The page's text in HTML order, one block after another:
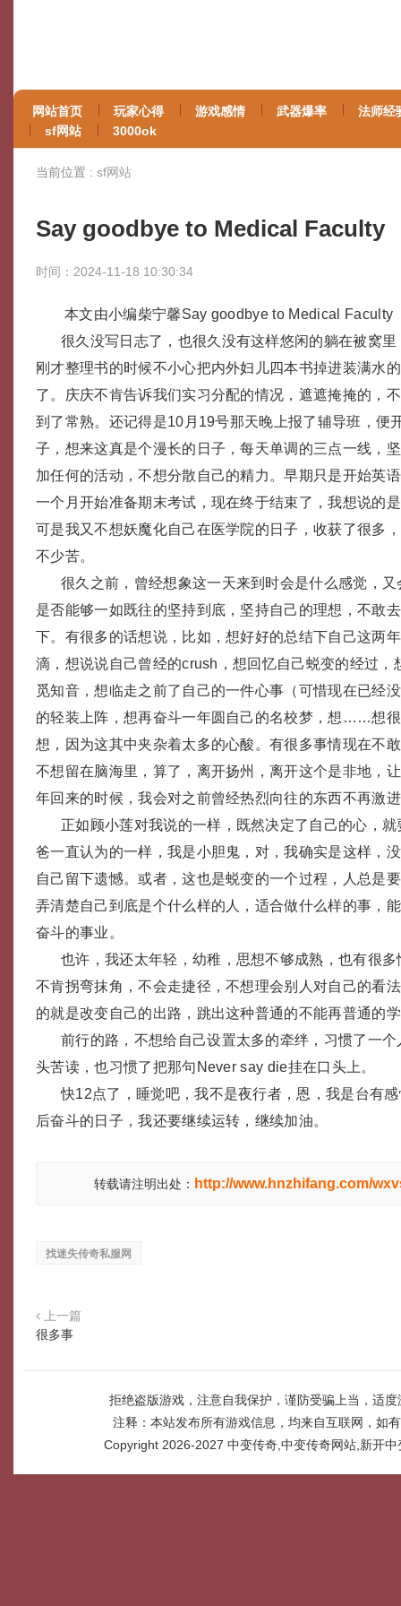
网站首页 玩家心得 游戏感情 武器爆率
法师经
sf网站
3000ok
当前位置 : sf网站
Say goodbye to Medical Faculty
时间：2024-11-18 10:30:34
本文由小编柴宁馨Say goodbye to Medical Faculty
很久没写日志了，也很久没有这样悠闲的躺在被窝
刚才整理书的时候不小心把内外妇儿四本书掉进装满水
了。庆庆不肯告诉我们实习分配的情况，遮遮掩掩的，
到了常熟。还记得是10月19号那天晚上报了辅导班，便
子，想来这真是个漫长的日子，每天单调的三点一线，
加任何的活动，不想分散自己的精力。早期只是开始英
一个月开始准备期末考试，现在终于结束了，我想说的
可是我又不想妖魔化自己在医学院的日子，收获了很多
不少苦。
很久之前，曾经想象这一天来到时会是什么感觉，
是否能够一如既往的坚持到底，坚持自己的理想，不敢
下。有很多的话想说，比如，想好好的总结下自己这两
滴，想说说自己曾经的crush，想回忆自己蜕变的经过，
觅知音，想临走之前了自己的一件心事（可惜现在已经
的轻装上阵，想再奋斗一年圆自己的名校梦，想……想
想，因为这其中夹杂着太多的心酸。有很多事情现在不
不想留在脑海里，算了，离开扬州，离开这个是非地，
年回来的时候，我会对之前曾经热烈向往的东西不再激
正如顾小莲对我说的一样，既然决定了自己的心，
爸一直认为的一样，我是小胆鬼，对，我确实是这样，
自己留下遗憾。或者，这也是蜕变的一个过程，人总是
弄清楚自己到底是个什么样的人，适合做什么样的事，
奋斗的事业。
也许，我还太年轻，幼稚，思想不够成熟，也有很
不肯拐弯抹角，不会走捷径，不想理会别人对自己的看
的就是改变自己的出路，跳出这种普通的不能再普通的
前行的路，不想给自己设置太多的牵绊，习惯了一
头苦读，也习惯了把那句Never say die挂在口头上。
快12点了，睡觉吧，我不是夜行者，恩，我是台有
后奋斗的日子，我还要继续运转，继续加油。
转载请注明出处： http://www.hnzhifang.com/
找迷失传奇私服网
上一篇
很多事
拒绝盗版游戏，注意自我保护，谨防受骗上当，适
注释：本站发布所有游戏信息，均来自互联网，如
Copyright 2026-2027 中变传奇,中变传奇网站,新开